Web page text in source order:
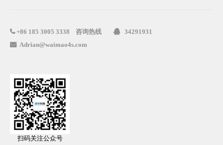
+86 185 3005 3338 咨询热线  34291931
 Adrian@waimao4s.com
扫码关注公众号